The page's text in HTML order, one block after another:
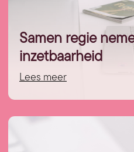
Samen regie
inzetbaarheid
Lees meer